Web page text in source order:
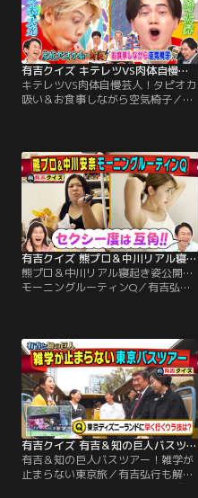
ルの前半戦は、番組のクイズ作家・
矢野監修の問題を前にクイズノック
が大苦戦…
有吉クイズ キテレツVS肉体自慢芸人！タピオカ吸い＆お食事しながら空気椅子（2026/07/05放送分）
キテレツVS肉体自慢芸人！タピオカ
吸い＆お食事しながら空気椅子／有
イズを出題！【クイズラインナッ
プ】かつてTravis Japanも挑戦し
た、有吉クイズの「肉体企画」に
STARTO社から新たな刺客が！！
有吉クイズ 熊プロ＆中川リアル寝起き姿公開…モーニングルーティンQ（2026/06/21放送分）
熊プロ＆中川リアル寝起き姿公開…
モーニングルーティンQ／有吉弘行
出題！【クイズラインナップ】「熊
プロ＆中川安奈モーニングルーティ
ンQ」 紅しょうが・熊元プロレスと
元NHKアナ中川安奈が 朝起きてか
ら、自宅を出るまでの様子を定点撮
影！
有吉クイズ 有吉＆知の巨人バスツアー！雑学が止まらない東京旅（2026/06/07放送分）
有吉＆知の巨人バスツアー！雑学が
止まらない東京旅／有吉弘行も解答
者＆謎の私生活密着で禁断クイズ